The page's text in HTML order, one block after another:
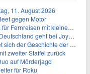
11. August 2026
gegen Motor
mit kleinem Budget
geht bei Joyn weiter
der deutschen Vereine
zweiter Staffel zurück
auf Mörderjagd
für Roku